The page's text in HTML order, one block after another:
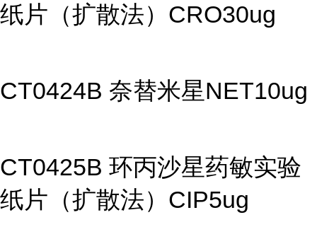
纸片（扩散法）CRO30ug
CT0424B 奈替米星NET10ug
CT0425B 环丙沙星药敏实验
纸片（扩散法）CIP5ug